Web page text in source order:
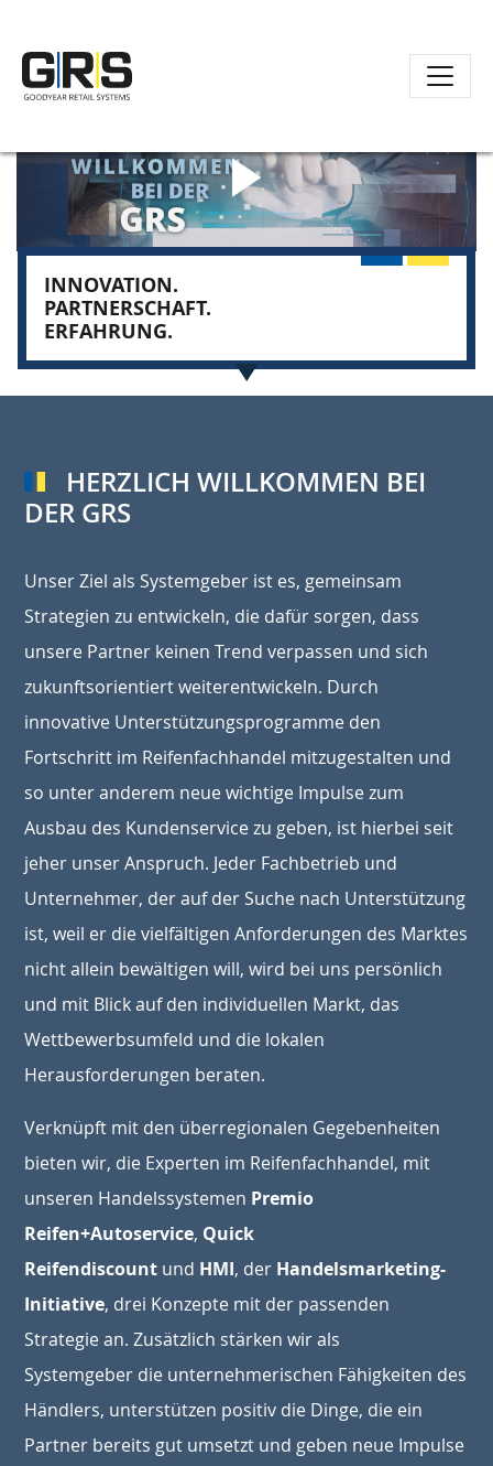
Play/Pause
INNOVATION.
PARTNERSCHAFT.
ERFAHRUNG.
HERZLICH WILLKOMMEN BEI
DER GRS
Unser Ziel als Systemgeber ist es, gemeinsam
Strategien zu entwickeln, die dafür sorgen, dass
unsere Partner keinen Trend verpassen und sich
zukunftsorientiert weiterentwickeln. Durch
innovative Unterstützungsprogramme den
Fortschritt im Reifenfachhandel mitzugestalten und
so unter anderem neue wichtige Impulse zum
Ausbau des Kundenservice zu geben, ist hierbei seit
jeher unser Anspruch. Jeder Fachbetrieb und
Unternehmer, der auf der Suche nach Unterstützung
ist, weil er die vielfältigen Anforderungen des Marktes
nicht allein bewältigen will, wird bei uns persönlich
und mit Blick auf den individuellen Markt, das
Wettbewerbsumfeld und die lokalen
Herausforderungen beraten.
Verknüpft mit den überregionalen Gegebenheiten
bieten wir, die Experten im Reifenfachhandel, mit
unseren Handelssystemen Premio
Reifen+Autoservice, Quick
Reifendiscount und HMI, der Handelsmarketing-
Initiative, drei Konzepte mit der passenden
Strategie an. Zusätzlich stärken wir als
Systemgeber die unternehmerischen Fähigkeiten des
Händlers, unterstützen positiv die Dinge, die ein
Partner bereits gut umsetzt und geben neue Impulse